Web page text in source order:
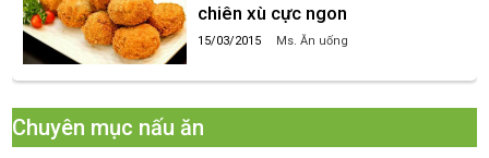
chiên xù cực ngon
15/03/2015 Ms. Ăn uống
Chuyên mục nấu ăn